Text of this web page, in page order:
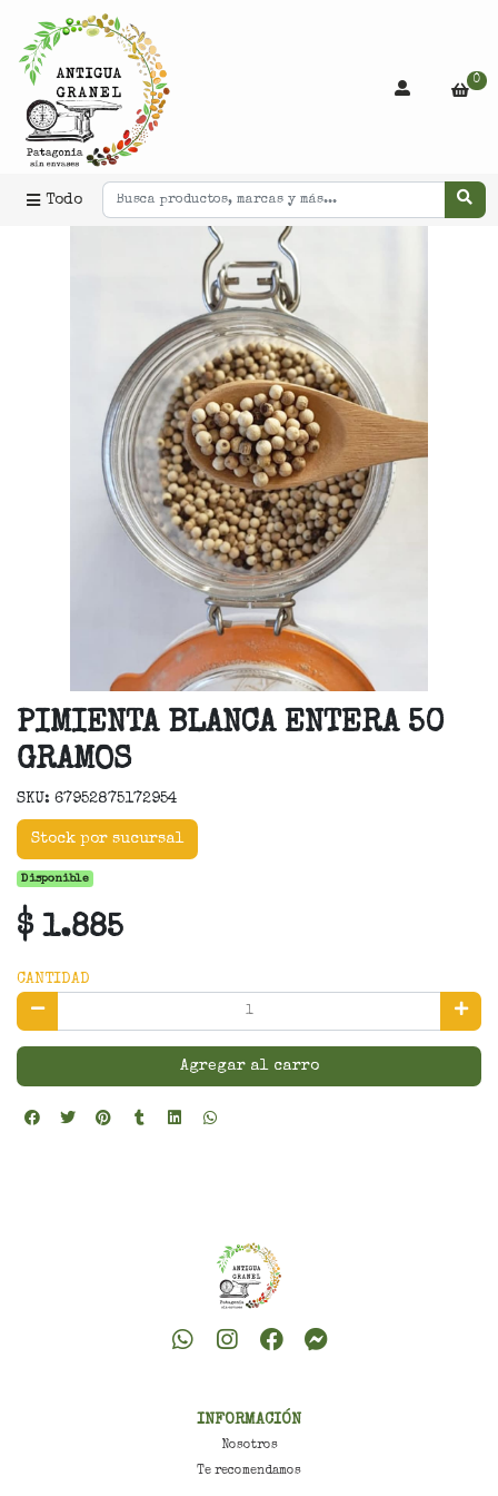
Todo
0
PIMIENTA BLANCA ENTERA 50
GRAMOS
SKU: 67952875172954
Stock por sucursal
Disponible
$ 1.885
CANTIDAD
Agregar al carro
INFORMACIÓN
Nosotros
Te recomendamos